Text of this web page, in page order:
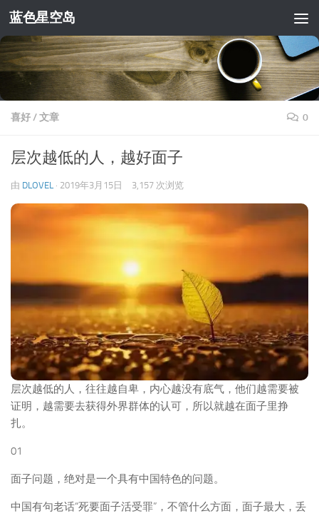
跳至内容
蓝色星空岛
喜好/文章 0
层次越低的人，越好面子
由 DLOVEL · 2019年3月15日 3,157 次浏览
层次越低的人，往往越自卑，内心越没有底气，他们越需要被
证明，越需要去获得外界群体的认可，所以就越在面子里挣
扎。
01
面子问题，绝对是一个具有中国特色的问题。
中国有句老话“死要面子活受罪”，不管什么方面，面子最大，丢